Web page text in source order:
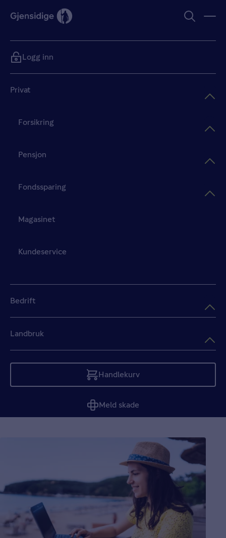
Privat
Forsikring
Pensjon
Fondssparing
Magasinet
Kundeservice
Bedrift
Landbruk
Handlekurv
Tom
Meld skade
Logg inn